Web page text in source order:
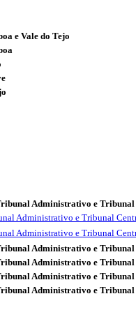
e Vale do Tejo
Administrativo e
Administrativo e Tribunal
Administrativo e Tribunal
Administrativo e
Administrativo e
Administrativo e
Administrativo e